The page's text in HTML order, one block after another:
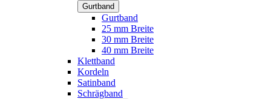
Gurtband
Gurtband
25 mm Breite
30 mm Breite
40 mm Breite
Klettband
Kordeln
Satinband
Schrägband